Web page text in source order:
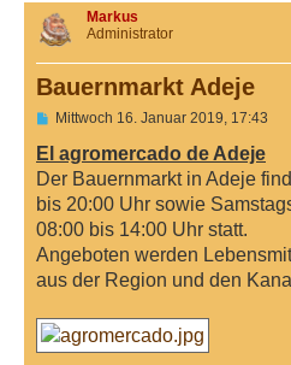
Markus
Administrator
Bauernmarkt Adeje
B
i
t
r
a
g
Mittwoch 16. Januar 2019, 17:43
El agromercado de Adeje
Der Bauernmarkt in Adeje
bis 20:00 Uhr sowie
08:00 bis 14:00 Uhr statt.
Angeboten werden
aus der Region und den